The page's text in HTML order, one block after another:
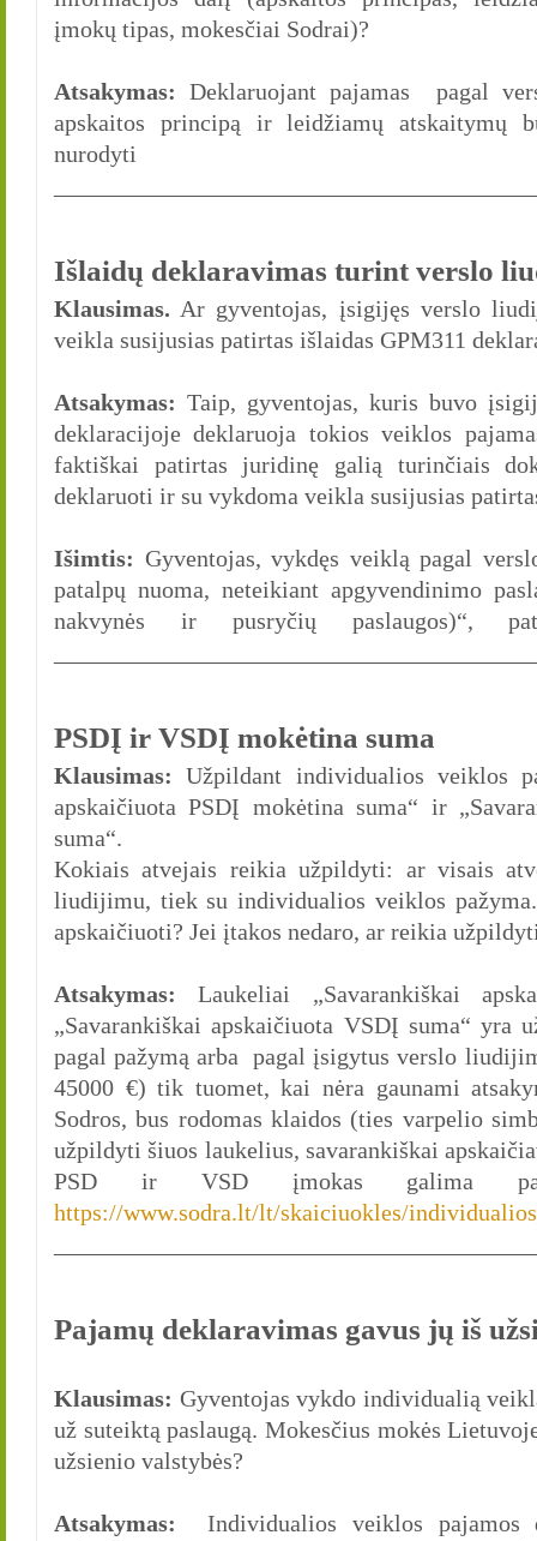
įmokų tipas, mokesčiai Sodrai)?
Atsakymas: Deklaruojant pajamas pagal
apskaitos principą ir leidžiamų atskaitymų
nurodyti
Išlaidų deklaravimas turint verslo
Klausimas. Ar gyventojas, įsigijęs verslo
veikla susijusias patirtas išlaidas GPM311
Atsakymas: Taip, gyventojas, kuris buvo
deklaracijoje deklaruoja tokios veiklos
faktiškai patirtas juridinę galią turinčiais
deklaruoti ir su vykdoma veikla susijusias
Išimtis: Gyventojas, vykdęs veiklą pagal
patalpų nuoma, neteikiant apgyvendinimo
nakvynės ir pusryčių paslaugos)“,
PSDĮ ir VSDĮ mokėtina suma
Klausimas: Užpildant individualios veiklos
apskaičiuota PSDĮ mokėtina suma“ ir
suma“.
Kokiais atvejais reikia užpildyti: ar visais
liudijimu, tiek su individualios veiklos
apskaičiuoti? Jei įtakos nedaro, ar reikia
Atsakymas: Laukeliai „Savarankiškai
„Savarankiškai apskaičiuota VSDĮ suma“
pagal pažymą arba pagal įsigytus verslo
45000 €) tik tuomet, kai nėra gaunami
Sodros, bus rodomas klaidos (ties varpelio
užpildyti šiuos laukelius, savarankiškai
PSD ir VSD įmokas galima
https://www.sodra.lt/lt/skaiciuokles/
Pajamų deklaravimas gavus jų iš
Klausimas: Gyventojas vykdo individualią
už suteiktą paslaugą. Mokesčius mokės
užsienio valstybės?
Atsakymas: Individualios veiklos pajamos